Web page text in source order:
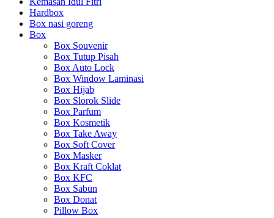
Hardbox
Box nasi goreng
Box
Box Souvenir
Box Tutup Pisah
Box Auto Lock
Box Window Laminasi
Box Hijab
Box Slorok Slide
Box Parfum
Box Kosmetik
Box Take Away
Box Soft Cover
Box Masker
Box Kraft Coklat
Box KFC
Box Sabun
Box Donat
Pillow Box